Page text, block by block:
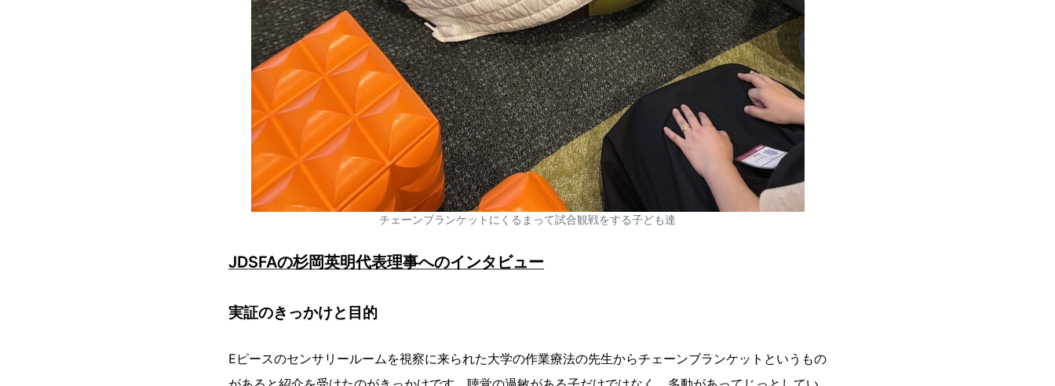
チェーンブランケットにくるまって試合観戦をする子ども達
JDSFAの杉岡英明代表理事へのインタビュー
実証のきっかけと目的
Eピースのセンサリールームを視察に来られた大学の作業療法の先生からチェーンブランケットというもの